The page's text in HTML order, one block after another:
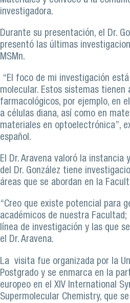
investigadora.
Durante su presentación, el Dr.
presentó las últimas
MSMn.
“El foco de mi investigación
molecular. Estos sistemas tienen
farmacológicos, por ejemplo, en
a células diana, así como en
materiales en optoelectrónica”,
español.
El Dr. Aravena valoró la instancia
del Dr. González tiene
áreas que se abordan en la
“Creo que existe potencial para
académicos de nuestra
línea de investigación y las que
el Dr. Aravena.
La visita fue organizada por la
Postgrado y se enmarca en la
europeo en el XIV International
Supermolecular Chemistry, que